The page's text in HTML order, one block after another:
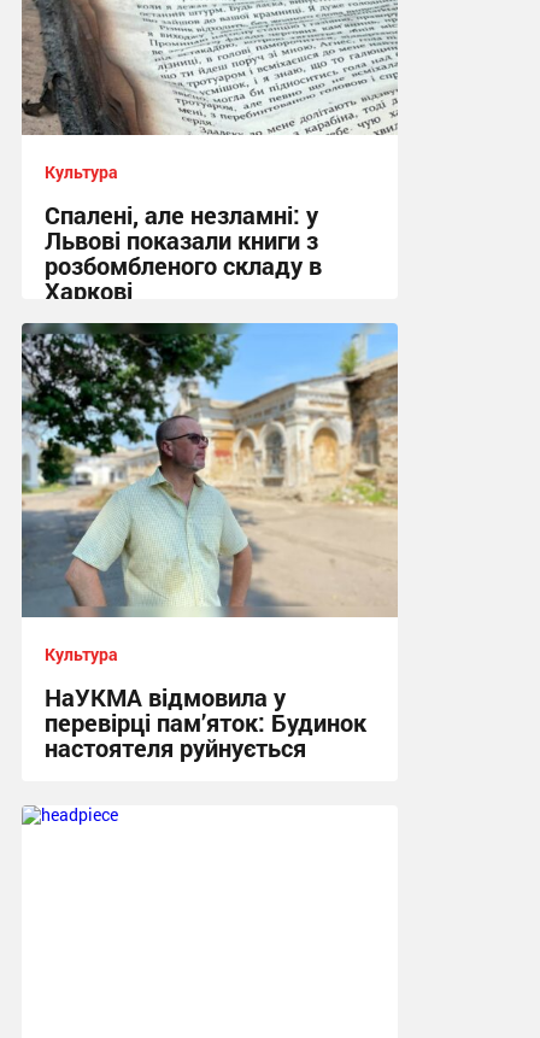
Культура
Спалені, але незламні: у
Львові показали книги з
розбомбленого складу в
Харкові
22:33, 7.08.2026
Культура
НаУКМА відмовила у
перевірці пам’яток: Будинок
настоятеля руйнується